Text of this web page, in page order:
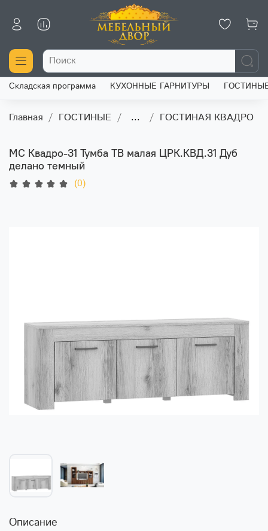
Складская программа КУХОННЫЕ ГАРНИТУРЫ
Главная ГОСТИНЫЕ ... ГОСТИНАЯ КВАДРО
МС Квадро-31 Тумба ТВ малая ЦРК.КВД.31 Дуб
делано темный
(0)
Описание